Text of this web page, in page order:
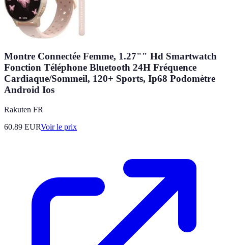
Montre Connectée Femme, 1.27"" Hd Smartwatch
Fonction Téléphone Bluetooth 24H Fréquence
Cardiaque/Sommeil, 120+ Sports, Ip68 Podomètre
Android Ios
Rakuten FR
60.89 EURVoir le prix